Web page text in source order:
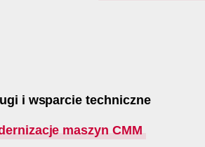
i wsparcie techniczne
maszyn CMM